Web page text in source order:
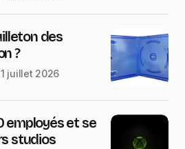
des
?
juillet 2026
employés et se
studios